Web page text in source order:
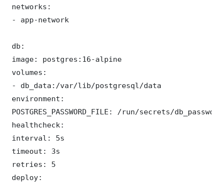
networks:
- app-network
db:
image: postgres:16-alpine
volumes:
- db_data:/var/lib/postgresql/data
environment:
POSTGRES_PASSWORD_FILE: /run/secrets/
healthcheck:
interval: 5s
timeout: 3s
retries: 5
deploy: